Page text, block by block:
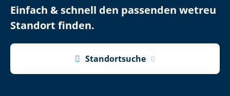
Einfach & schnell den passenden wetreu
Standort finden.
 Standortsuche